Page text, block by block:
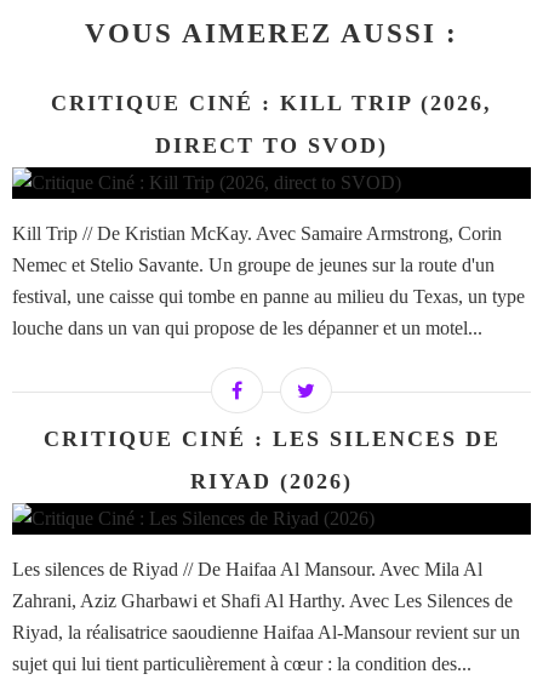
VOUS AIMEREZ AUSSI :
CRITIQUE CINÉ : KILL TRIP (2026,
DIRECT TO SVOD)
Kill Trip // De Kristian McKay. Avec Samaire Armstrong, Corin
Nemec et Stelio Savante. Un groupe de jeunes sur la route d'un
festival, une caisse qui tombe en panne au milieu du Texas, un type
louche dans un van qui propose de les dépanner et un motel...
CRITIQUE CINÉ : LES SILENCES DE
RIYAD (2026)
Les silences de Riyad // De Haifaa Al Mansour. Avec Mila Al
Zahrani, Aziz Gharbawi et Shafi Al Harthy. Avec Les Silences de
Riyad, la réalisatrice saoudienne Haifaa Al-Mansour revient sur un
sujet qui lui tient particulièrement à cœur : la condition des...